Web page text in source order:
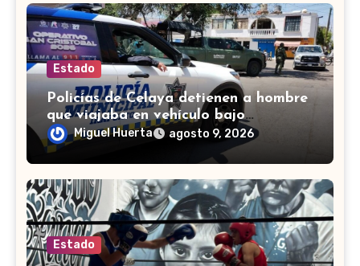
Estado
Policías de Celaya detienen a hombre
que viajaba en vehículo bajo
investigación
Miguel Huerta agosto 9, 2026
Estado